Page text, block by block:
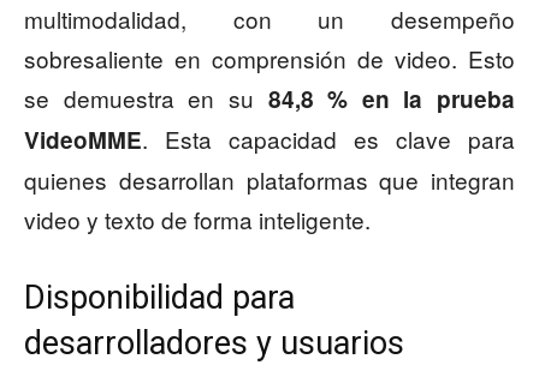
multimodalidad, con un desempeño
sobresaliente en comprensión de video. Esto
se demuestra en su 84,8 % en la prueba
VideoMME. Esta capacidad es clave para
quienes desarrollan plataformas que integran
video y texto de forma inteligente.
Disponibilidad para
desarrolladores y usuarios